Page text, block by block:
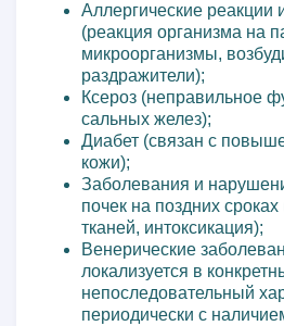
Аллергические реакции
(реакция организма на
микроорганизмы,
раздражители);
Ксероз (неправильное
сальных желез);
Диабет (связан с
кожи);
Заболевания и
почек на поздних
тканей, интоксикация);
Венерические
локализуется в
непоследовательный
периодически с